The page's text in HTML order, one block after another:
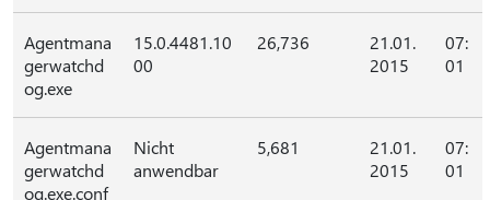
Agentmana
gerwatchd
og.exe
15.0.4481.10
00
26,736
21.01.
2015
07:
01
Agentmana
gerwatchd
og.exe.conf
Nicht
anwendbar
5,681
21.01.
2015
07:
01